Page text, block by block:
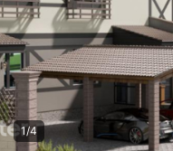
1/4